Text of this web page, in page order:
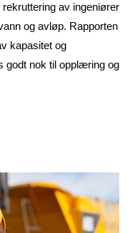
av ingeniører
og avløp. Rapporten
kapasitet og
godt nok til opplæring og